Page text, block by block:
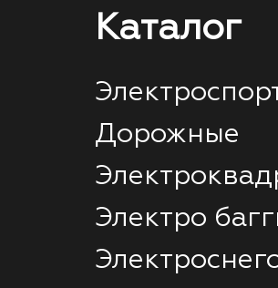
Каталог
Дорожные
Электро